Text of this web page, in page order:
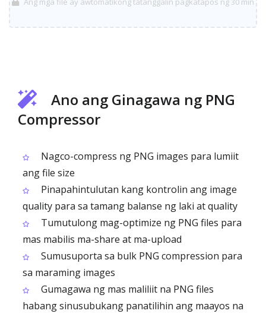
Ano ang Ginagawa ng PNG
Compressor
Nagco-compress ng PNG images para lumiit
ang file size
Pinapahintulutan kang kontrolin ang image
quality para sa tamang balanse ng laki at quality
Tumutulong mag-optimize ng PNG files para
mas mabilis ma-share at ma-upload
Sumusuporta sa bulk PNG compression para
sa maraming images
Gumagawa ng mas maliliit na PNG files
habang sinusubukang panatilihin ang maayos na